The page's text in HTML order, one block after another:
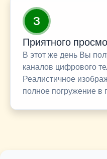
3
Приятного
В этот же день Вы
каналов цифрового
Реалистичное
полное погружение в